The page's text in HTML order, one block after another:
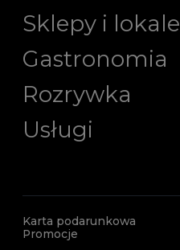
Sklepy i lokale
Gastronomia
Rozrywka
Usługi
Karta podarunkowa
Promocje